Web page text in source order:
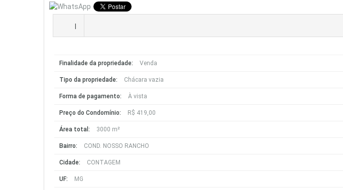
|
Finalidade da propriedade: Venda
Tipo da propriedade: Chácara vazia
Forma de pagamento: À vista
Preço do Condomínio: R$ 419,00
Área total: 3000 m²
Bairro: COND. NOSSO RANCHO
Cidade: CONTAGEM
UF: MG